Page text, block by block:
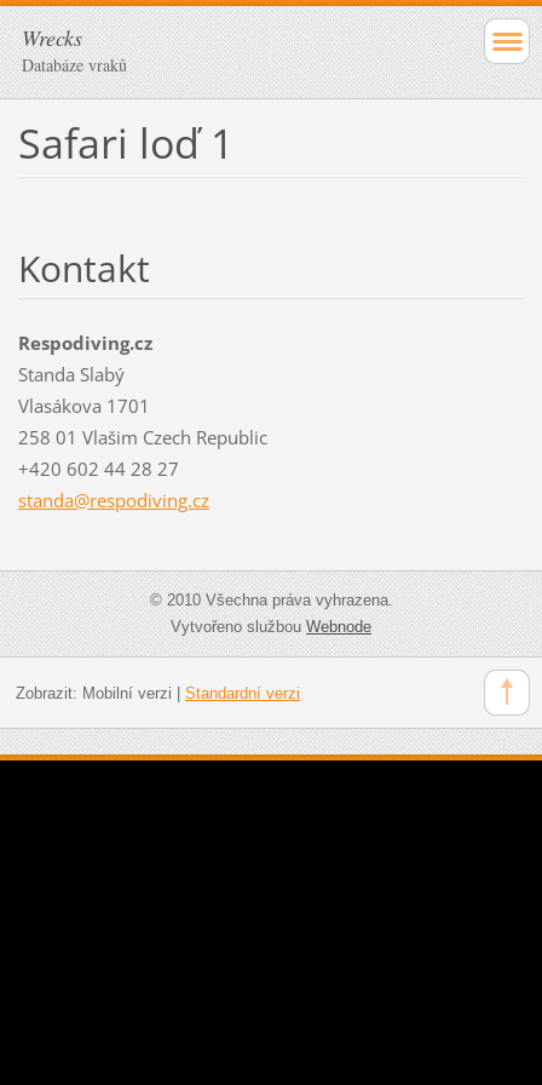
Wrecks
Databáze vraků
Safari loď 1
Kontakt
Respodiving.cz
Standa Slabý
Vlasákova 1701
258 01 Vlašim Czech Republic
+420 602 44 28 27
standa@respodiving.cz
© 2010 Všechna práva vyhrazena.
Vytvořeno službouWebnode
Zobrazit: Mobilní verzi Standardní verzi